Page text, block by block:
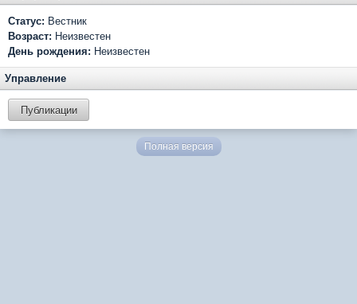
Статус: Вестник
Возраст: Неизвестен
День рождения: Неизвестен
Управление
Публикации
Полная версия